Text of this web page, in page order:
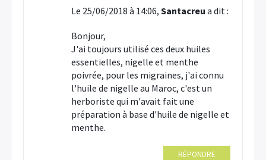
Le 25/06/2018 à 14:06, Santacreu a dit :
Bonjour,
J'ai toujours utilisé ces deux huiles
essentielles, nigelle et menthe
poivrée, pour les migraines, j'ai connu
l'huile de nigelle au Maroc, c'est un
herboriste qui m'avait fait une
préparation à base d'huile de nigelle et
menthe.
RÉPONDRE